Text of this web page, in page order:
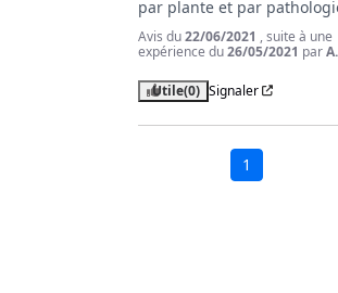
par plante et par
Avis du22/06/2021 , suite à une
expérience du26/05/2021 par
Utile(0) Signaler
1